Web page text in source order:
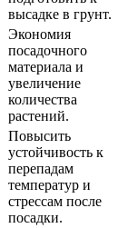
высадке в грунт.
Экономия
посадочного
материала и
увеличение
количества
растений.
Повысить
устойчивость к
перепадам
температур и
стрессам после
посадки.